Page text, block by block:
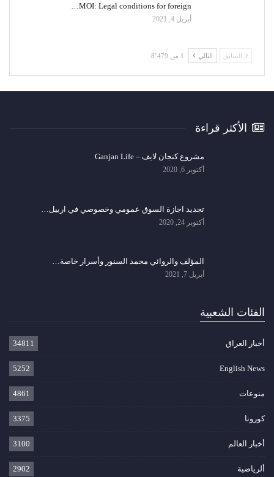
MOI: Legal conditions for foreign…
أبريل 4, 2021
السابق التالي 1 من 8٬479
الأكثر قراءة
مشروع كنجان لايف – Ganjan Life
أكتوبر 6, 2020
تجديد اجازة السوق عمومي وخصوصي في اربيل…
أكتوبر 24, 2020
المؤلف والروائي محمد السنور وأسرار خاصة…
أبريل 7, 2021
الفئات الشعبية
أخبار العراق 34811
English News
5252
منوعات 4861
كورونا 3375
أخبار العالم 3100
ألرياضية 2902